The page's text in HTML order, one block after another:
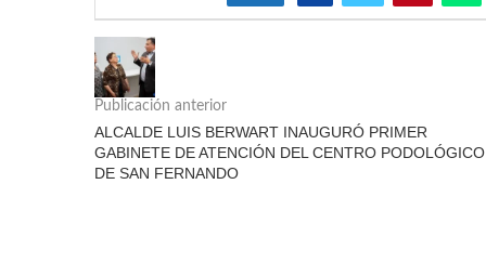
Publicación anterior
ALCALDE LUIS BERWART INAUGURÓ PRIMER
GABINETE DE ATENCIÓN DEL CENTRO PODOLÓGICO
DE SAN FERNANDO